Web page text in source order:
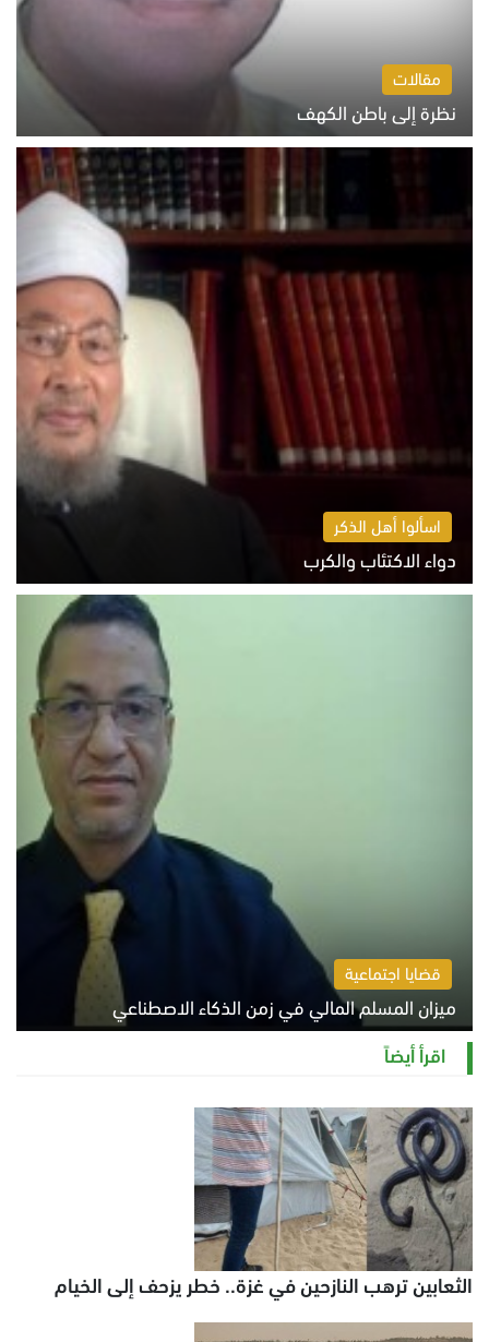
مقالات
نظرة إلى باطن الكهف
السبت 8 أغسطس 2026 11:04 ص
اسألوا أهل الذكر
دواء الاكتئاب والكرب
السبت 8 أغسطس 2026 10:54 ص
قضايا اجتماعية
ميزان المسلم المالي في زمن الذكاء الاصطناعي
السبت 8 أغسطس 2026 11:21 ص
اقرأ أيضاً
الثعابين ترهب النازحين في غزة.. خطر يزحف إلى الخيام